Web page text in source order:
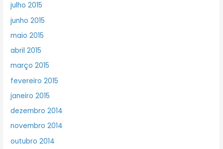
julho 2015
junho 2015
maio 2015
abril 2015
março 2015
fevereiro 2015
janeiro 2015
dezembro 2014
novembro 2014
outubro 2014